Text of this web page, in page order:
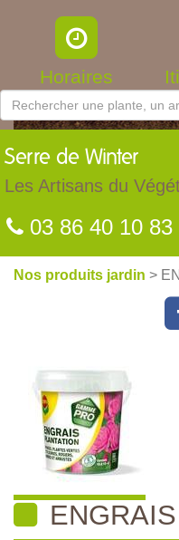
Horaires
Serre de Winter
Les Artisans du
03 86 40 10 83
Nos produits jardin >